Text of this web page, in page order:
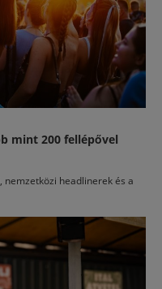
mint 200 fellépővel
headlinerek és a